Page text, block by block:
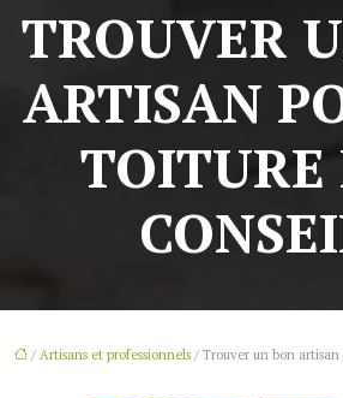
TROUVER
ARTISAN
TOITURE
/ Artisans et professionnels / Trouver un bon artisan